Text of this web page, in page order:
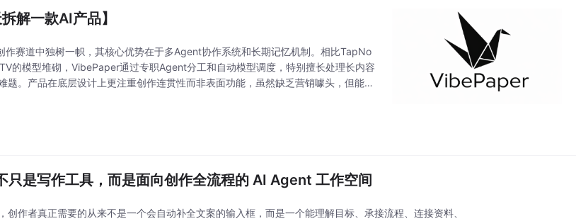
解一款AI产品】
作赛道中独树一帜，其核心优势在于多Agent协作系统和长期记忆机制。相比TapNo
的模型堆砌，VibePaper通过专职Agent分工和自动模型调度，特别擅长处理长内容
题。产品在底层设计上更注重创作连贯性而非表面功能，虽然缺乏营销噱头，但能为
只是写作工具，而是面向创作全流程的 AI Agent 工作空间
创作者真正需要的从来不是一个会自动补全文案的输入框，而是一个能理解目标、承接流程、连接资料、